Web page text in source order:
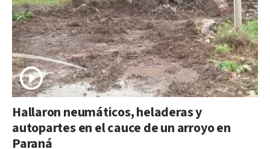
Hallaron neumáticos, heladeras y
autopartes en el cauce de un arroyo en
Paraná